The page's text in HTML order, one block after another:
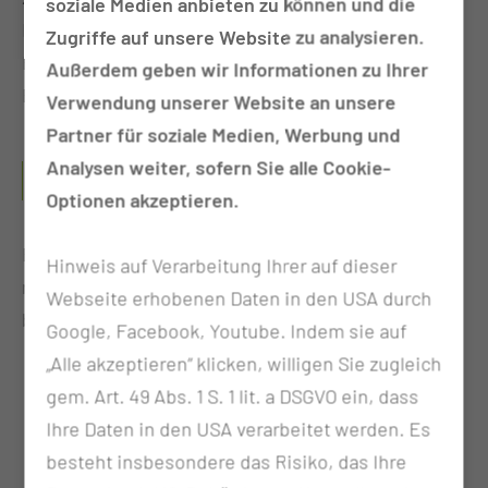
Bringen Sie dazu bitte eventuell vorhandene
Befunde und ggf. Röntgen- oder CT/MRT-
Bildgebungen mit.
BEI WELCHEN KRANKHEITSBILDERN WIRD DIE
BEHANDLUNG DURCHGEFÜHRT?
Eine Vielzahl gutartiger Erkrankungen können
mittels Bestrahlung therapiert werden, wie
bespielhaft:
Erkrankungen an Gelenken, Bändern und
Sehnen, wie z. B. Fersensporn,
Tennisellenbogen, Gelenkarthrosen, Sehnen-
und Schleimbeutelentzündungen
Zugriffe auf unsere Website zu analysieren.
Außerdem geben wir Informationen zu Ihrer
Verwendung unserer Website an unsere
Partner für soziale Medien, Werbung und
Analysen weiter, sofern Sie alle Cookie-
Optionen akzeptieren.
Hinweis auf Verarbeitung Ihrer auf dieser
Webseite erhobenen Daten in den USA durch
Google, Facebook, Youtube. Indem sie auf
„Alle akzeptieren“ klicken, willigen Sie zugleich
gem. Art. 49 Abs. 1 S. 1 lit. a DSGVO ein, dass
Ihre Daten in den USA verarbeitet werden. Es
besteht insbesondere das Risiko, das Ihre